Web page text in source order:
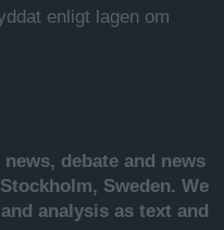
enligt lagen om
debate and news
Sweden. We
analysis as text and